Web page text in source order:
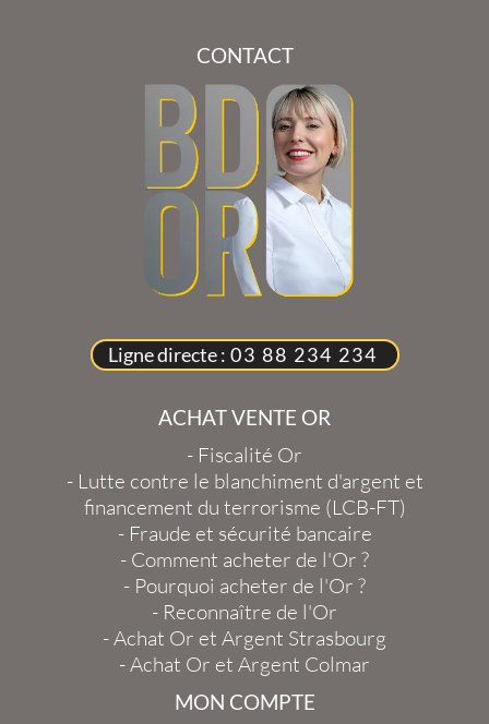
CONTACT
Ligne directe : 03 88 234 234
ACHAT VENTE OR
- Fiscalité Or
- Lutte contre le blanchiment d'argent et
financement du terrorisme (LCB-FT)
- Fraude et sécurité bancaire
- Comment acheter de l'Or ?
- Pourquoi acheter de l'Or ?
- Reconnaître de l'Or
-Achat Or et Argent Strasbourg
-Achat Or et Argent Colmar
MON COMPTE